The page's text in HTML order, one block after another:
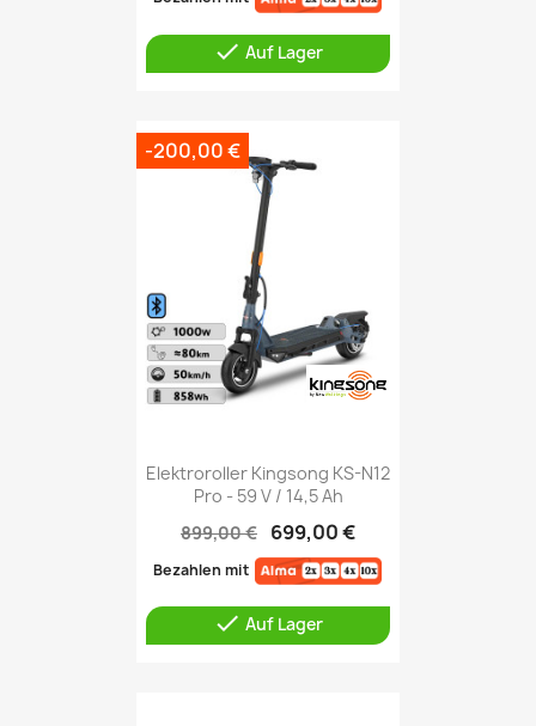
 Auf Lager
Elektroroller Kingsong KS-N12
Pro - 59 V / 14,5 Ah
899,00 €
699,00 €
Bezahlen mit
 Auf Lager
-200,00 €